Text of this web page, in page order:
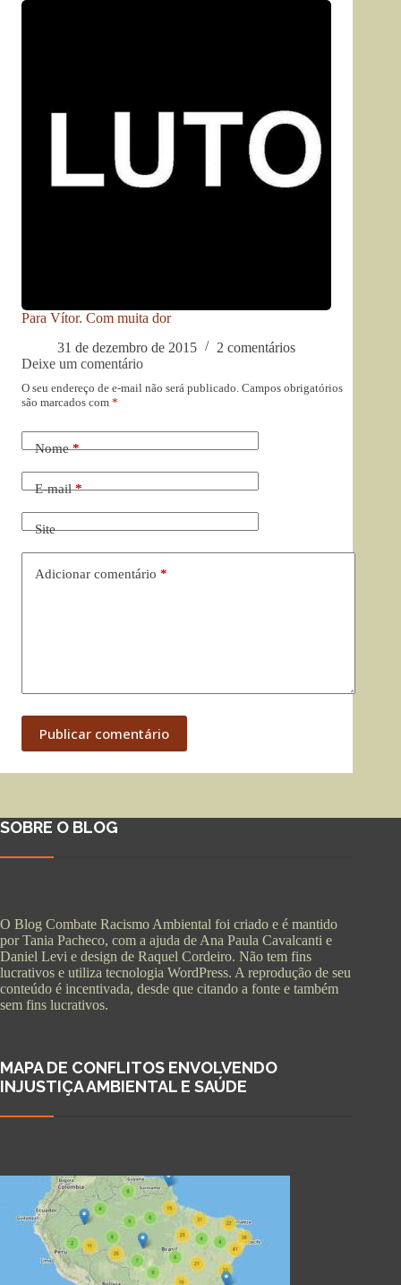
Para Vítor. Com muita dor
31 de dezembro de 2015
2 comentários
Deixe um comentário
O seu endereço de e-mail não será publicado. Campos obrigatórios
são marcados com *
Nome*
E-mail*
Site
Adicionar comentário *
Publicar comentário
SOBRE O BLOG
O Blog Combate Racismo Ambiental foi criado e é mantido
por Tania Pacheco, com a ajuda de Ana Paula Cavalcanti e
Daniel Levi e design de Raquel Cordeiro. Não tem fins
lucrativos e utiliza tecnologia WordPress. A reprodução de seu
conteúdo é incentivada, desde que citando a fonte e também
sem fins lucrativos.
MAPA DE CONFLITOS ENVOLVENDO
INJUSTIÇA AMBIENTAL E SAÚDE